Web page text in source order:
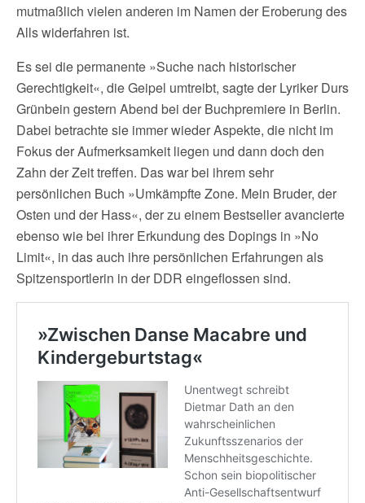
mutmaßlich vielen anderen im Namen der Eroberung des
Alls widerfahren ist.
Es sei die permanente »Suche nach historischer
Gerechtigkeit«, die Geipel umtreibt, sagte der Lyriker Durs
Grünbein gestern Abend bei der Buchpremiere in Berlin.
Dabei betrachte sie immer wieder Aspekte, die nicht im
Fokus der Aufmerksamkeit liegen und dann doch den
Zahn der Zeit treffen. Das war bei ihrem sehr
persönlichen Buch »Umkämpfte Zone. Mein Bruder, der
Osten und der Hass«, der zu einem Bestseller avancierte
ebenso wie bei ihrer Erkundung des Dopings in »No
Limit«, in das auch ihre persönlichen Erfahrungen als
Spitzensportlerin in der DDR eingeflossen sind.